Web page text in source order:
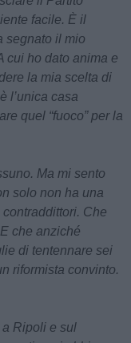
facile. È il
segnato il mio
cui ho dato anima e
la mia scelta di
l’unica casa
quel “fuoco” per la
Ma mi sento
solo non ha una
Che
che anziché
di tentennare sei
riformista convinto.
Ripoli e sul